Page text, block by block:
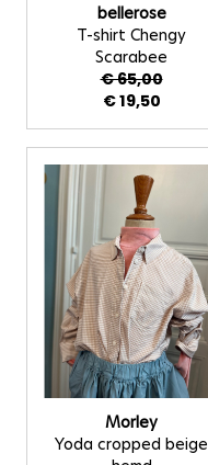
bellerose
T-shirt Chengy
Scarabee
€ 65,00
€ 19,50
Morley
Yoda cropped beige